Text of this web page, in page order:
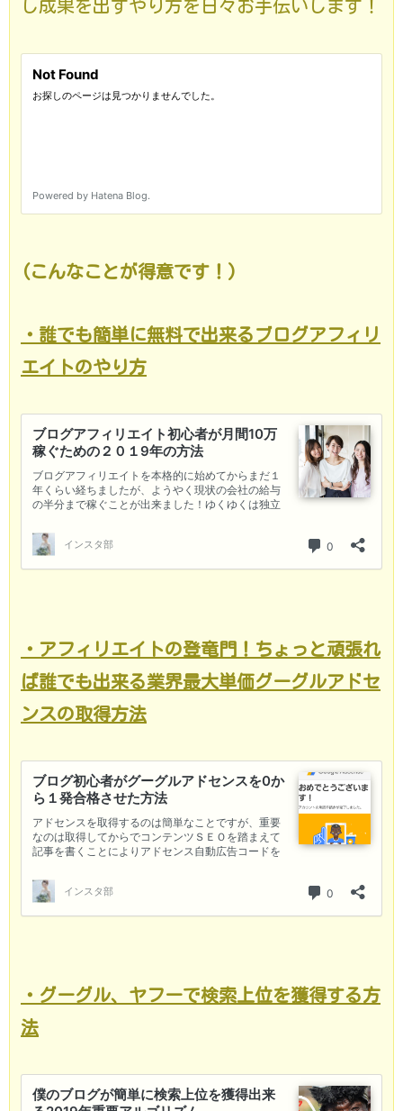
し成果を出すやり方を日々お手伝いします！
(こんなことが得意です！)
・誰でも簡単に無料で出来るブログアフィリ
エイトのやり方
・アフィリエイトの登竜門！ちょっと頑張れ
ば誰でも出来る業界最大単価グーグルアドセ
ンスの取得方法
・グーグル、ヤフーで検索上位を獲得する方
法